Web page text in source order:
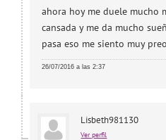
ahora hoy me duele mucho
cansada y me da mucho
pasa eso me siento muy
26/07/2016 a las 2:37
Lisbeth981130
Ver perfil